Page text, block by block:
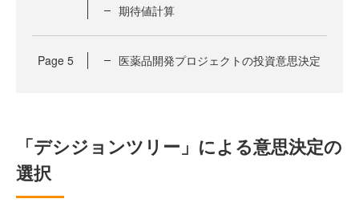
期待値計算
Page 5 医薬品開発プロジェクトの投資意思決定
「デシジョンツリー」による意思決定の
選択